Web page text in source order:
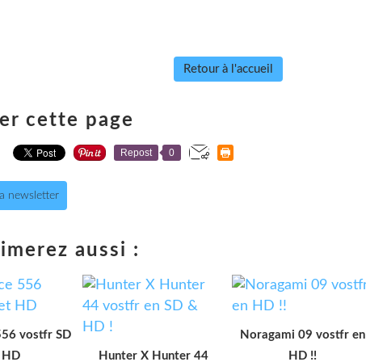
Retour à l'accueil
cette page
Repost 0
newsletter
aussi :
vostfr SD
Hunter X Hunter 44
Noragami 09 vostfr en
HD !!